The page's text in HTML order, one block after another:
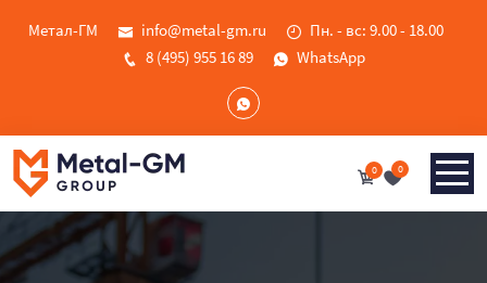
Метал-ГМ info@metal-gm.ru
Пн. - вс: 9.00 - 18.00
8 (495) 955 16 89
WhatsApp
0 0